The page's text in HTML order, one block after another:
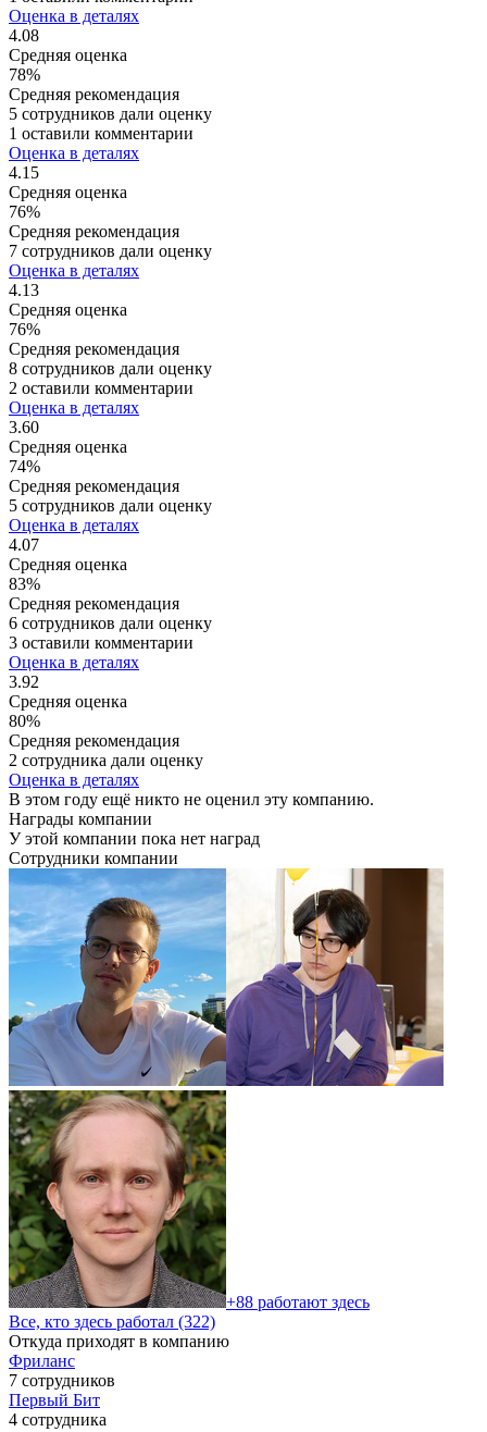
Оценка в деталях
4.08
Средняя оценка
78%
Средняя рекомендация
5 сотрудников дали оценку
1 оставили комментарии
Оценка в деталях
4.15
Средняя оценка
76%
Средняя рекомендация
7 сотрудников дали оценку
Оценка в деталях
4.13
Средняя оценка
76%
Средняя рекомендация
8 сотрудников дали оценку
2 оставили комментарии
Оценка в деталях
3.60
Средняя оценка
74%
Средняя рекомендация
5 сотрудников дали оценку
Оценка в деталях
4.07
Средняя оценка
83%
Средняя рекомендация
6 сотрудников дали оценку
3 оставили комментарии
Оценка в деталях
3.92
Средняя оценка
80%
Средняя рекомендация
2 сотрудника дали оценку
Оценка в деталях
В этом году ещё никто не оценил эту компанию.
Награды компании
У этой компании пока нет наград
Сотрудники компании
+88 работают здесь
Все, кто здесь работал (322)
Откуда приходят в компанию
Фриланс
7 сотрудников
Первый Бит
4 сотрудника